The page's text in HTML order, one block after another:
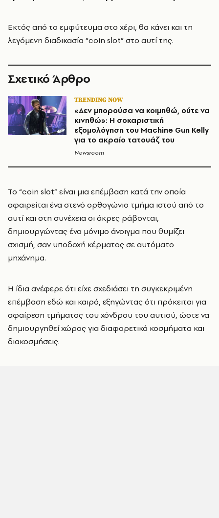
Εκτός από το εμφύτευμα στο χέρι, θα κάνει και τη
λεγόμενη διαδικασία “coin slot” στο αυτί της.
Σχετικό Άρθρο
TRENDING NOW
«Δεν μπορούσα να κοιμηθώ, ούτε να
κινηθώ»: Η σοκαριστική
εξομολόγηση του Machine Gun Kelly
για το ακραίο τατουάζ του
Newsroom
Το “coin slot” είναι μια επέμβαση κατά την οποία
αφαιρείται ένα στενό ορθογώνιο τμήμα ιστού από το
αυτί και στη συνέχεια οι άκρες ράβονται,
δημιουργώντας ένα μόνιμο άνοιγμα που θυμίζει
σχισμή, σαν υποδοχή κέρματος σε αυτόματο
μηχάνημα.
Η ίδια ανέφερε ότι είχε σχεδιάσει τη συγκεκριμένη
επέμβαση εδώ και καιρό, εξηγώντας ότι πρόκειται για
αφαίρεση τμήματος του χόνδρου του αυτιού, ώστε να
δημιουργηθεί χώρος για διαφορετικά κοσμήματα και
διακοσμήσεις.